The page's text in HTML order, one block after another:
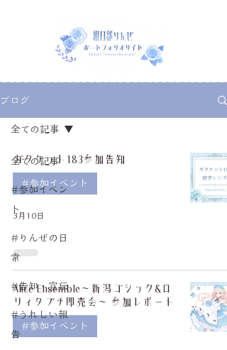
ブログ
全ての記事
#参加イベン
ト
#りんぜの日
常
#告知・宣伝
#うれしい報
告
全ての記事
ガタケット183参加告知
#参加イベント
3月10日
Alice Ensemble～新潟ゴシック&ロ
リィタプチ即売会～ 参加レポート
#参加イベント